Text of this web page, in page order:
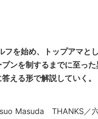
フを始め、トップアマと
ンを制するまでに至っ
える形で解説していく。
Masuda THANKS／